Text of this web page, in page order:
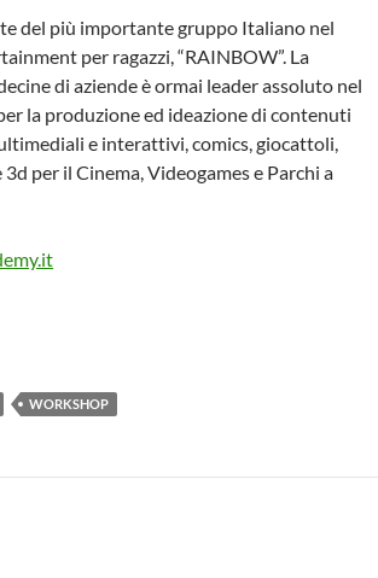
del più importante gruppo Italiano nel
per ragazzi, “RAINBOW”. La
di aziende è ormai leader assoluto nel
la produzione ed ideazione di contenuti
e interattivi, comics, giocattoli,
per il Cinema, Videogames e Parchi a
WORKSHOP